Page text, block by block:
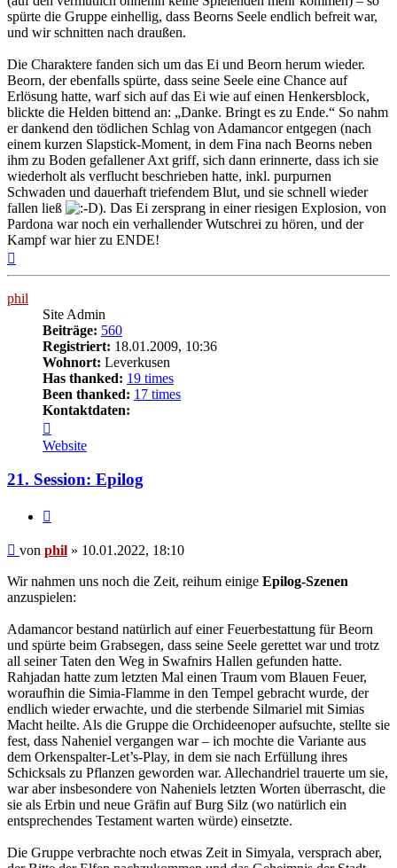
spürte die Gruppe einhellig, dass Beorns Seele endlich befreit war,
und wir schnitten nach draußen.
Die Charaktere fanden sich um das Ei und Beorn herum wieder.
Beorn, der ebenfalls spürte, dass seine Seele eine Chance auf
Erlösung hatte, warf sich auf das Ei wie auf einen Henkersblock,
blickte die Helden bittend an: „Danke. Bringt es zu Ende.“ So nahm
er dankend den tödlichen Schlag von Adamancor entgegen (nach
einem kurzen Slapstick-Moment, in dem Fina nach Beorns neben
ihm zu Boden gefallener Axt griff, sich dann erinnerte, dass ich sie
wiederholt als verflucht beschrieben hatte, inkl. purpurnen
Schwaden und dauerhaft triefendem Blut, und sie schnell wieder
fallen ließ
). Das Ei zersprang in einer riesigen Explosion, von
Pardona war noch ein verhallender Wutschrei zu hören, und der
Kampf war hier zu ENDE!
phil
Site Admin
Beiträge: 560
Registriert: 18.01.2009, 10:36
Wohnort: Leverkusen
Has thanked: 19 times
Been thanked: 17 times
Kontaktdaten:
von
phil
Website
21. Session: Epilog
Beitrag
von phil » 10.01.2022, 18:10
Wir nahmen uns noch die Zeit, reihum einige Epilog-Szenen
anzuspielen:
Adamancor bestand natürlich auf einer Feuerbestattung für Beorn
und spürte beim Grabsegen, dass seine Seele gerettet war und trotz
all seiner Taten den Weg in Swafnirs Hallen gefunden hatte.
Rahjadan hatte zum letzten Mal einen Traum vom Blauen Feuer,
woraufhin die Simia-Flamme in den Tempel gebracht wurde, der
endlich wieder erwachte, und die sterbende Silmariel mit Simias
Macht heilte. Als die Gruppe die Orchideenoper aufsuchte, stellte sie
fest, dass Naheniel vergangen war – ich mochte die Variante aus
dem Orkenspalter-Let’s-Play, in dem sie nach Erfüllung ihres
Schicksals zu Pflanzen geworden war. Allechandriel trauerte um sie,
war aber insbesondere von Naheniels letzten Worten überrascht, die
sie als Erbin und neue Gräfin auf Burg Silz (wo natürlich ein
entsprechendes Testament warten würde) einsetzte.
Die Gruppe verbrachte noch etwas Zeit in Simyala, versprach aber,